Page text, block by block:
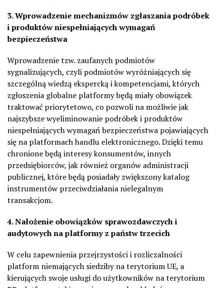
3. Wprowadzenie mechanizmów zgłaszania podróbek
i produktów niespełniających wymagań
bezpieczeństwa
Wprowadzenie tzw. zaufanych podmiotów
sygnalizujących, czyli podmiotów wyróżniających się
szczególną wiedzą ekspercką i kompetencjami, których
zgłoszenia globalne platformy będą miały obowiązek
traktować priorytetowo, co pozwoli na możliwie jak
najszybsze wyeliminowanie podróbek i produktów
niespełniających wymagań bezpieczeństwa pojawiających
się na platformach handlu elektronicznego. Dzięki temu
chronione będą interesy konsumentów, innych
przedsiębiorców, jak również organów administracji
publicznej, które będą posiadały zwiększony katalog
instrumentów przeciwdziałania nielegalnym
transakcjom.
4. Nałożenie obowiązków sprawozdawczych i
audytowych na platformy z państw trzecich
W celu zapewnienia przejrzystości i rozliczalności
platform niemających siedziby na terytorium UE, a
kierujących swoje usługi do użytkowników na terytorium